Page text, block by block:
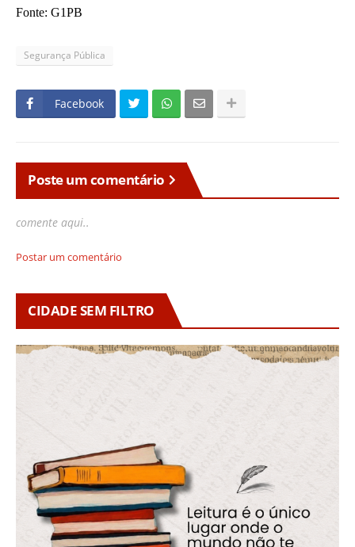
Fonte: G1PB
Segurança Pública
Facebook
Poste um comentário
comente aqui..
Postar um comentário
CIDADE SEM FILTRO